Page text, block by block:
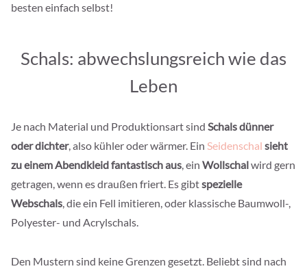
besten einfach selbst!
Schals: abwechslungsreich wie das
Leben
Je nach Material und Produktionsart sind Schals dünner
oder dichter, also kühler oder wärmer. Ein Seidenschal sieht
zu einem Abendkleid fantastisch aus, ein Wollschalwird gern
getragen, wenn es draußen friert. Es gibtspezielle
Webschals, die ein Fell imitieren, oder klassische Baumwoll-,
Polyester- und Acrylschals.
Den Mustern sind keine Grenzen gesetzt. Beliebt sind nach